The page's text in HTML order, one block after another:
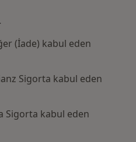
(İade) kabul eden
Sigorta kabul eden
Sigorta kabul eden